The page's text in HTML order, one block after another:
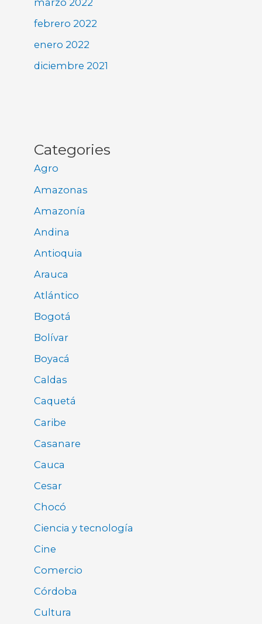
febrero 2022
enero 2022
diciembre 2021
Categories
Agro
Amazonas
Amazonía
Andina
Antioquia
Arauca
Atlántico
Bogotá
Bolívar
Boyacá
Caldas
Caquetá
Caribe
Casanare
Cauca
Cesar
Chocó
Ciencia y tecnología
Cine
Comercio
Córdoba
Cultura